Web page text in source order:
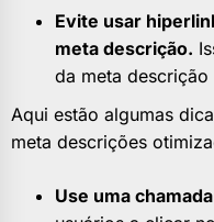
Evite usar
meta descrição.
da meta
Aqui estão algumas
meta descrições
Use uma